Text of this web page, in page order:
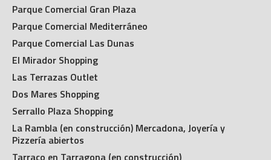
Parque Comercial Gran Plaza
Parque Comercial Mediterráneo
Parque Comercial Las Dunas
El Mirador Shopping
Las Terrazas Outlet
Dos Mares Shopping
Serrallo Plaza Shopping
La Rambla (en construcción) Mercadona, Joyería y
Pizzería abiertos
Tarraco en Tarragona (en construcción)